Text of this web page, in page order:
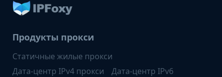
Продукты прокси
Статичные жилые прокси
Дата-центр IPv4 прокси
Дата-центр IPv6